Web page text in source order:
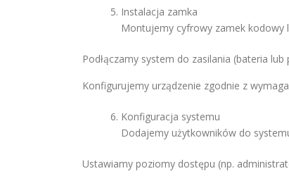
Instalacja zamka
Montujemy cyfrowy zamek kodowy
Podłączamy system do zasilania (bateria lub
Konfigurujemy urządzenie zgodnie z
Konfiguracja systemu
Dodajemy użytkowników do
Ustawiamy poziomy dostępu (np.